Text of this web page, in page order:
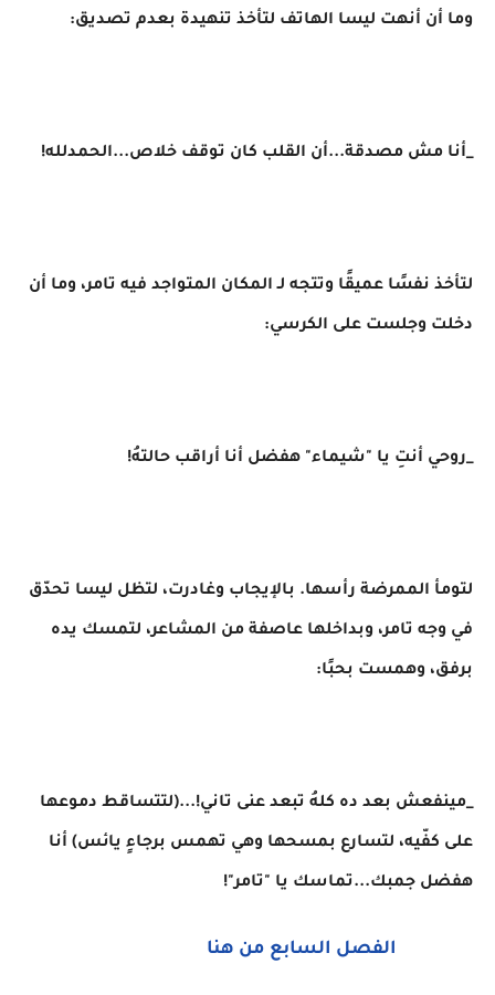
وما أن أنهت ليسا الهاتف لتأخذ تنهيدة بعدم تصديق:
_أنا مش مصدقة...أن القلب كان توقف خلاص...الحمدلله!
لتأخذ نفسًا عميقًا وتتجه لـ المكان المتواجد فيه تامر، وما أن
دخلت وجلست على الكرسي:
_روحي أنتِ يا "شيماء" هفضل أنا أراقب حالتهُ!
لتومأ الممرضة رأسها. بالإيجاب وغادرت، لتظل ليسا تحدّق
في وجه تامر، وبداخلها عاصفة من المشاعر، لتمسك يده
برفق، وهمست بحبًا:
_مينفعش بعد ده كلهُ تبعد عنى تاني!...(لتتساقط دموعها
على كفّيه، لتسارع بمسحها وهي تهمس برجاءٍ يائس) أنا
هفضل جمبك...تماسك يا "تامر"!
الفصل السابع من هنا